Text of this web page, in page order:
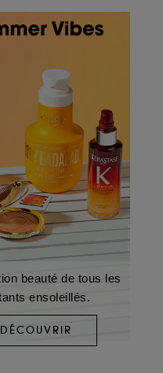
beauté de tous les
ensoleillés.
DÉCOUVRIR